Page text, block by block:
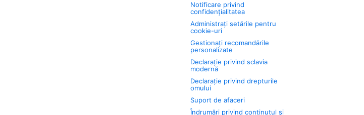
Notificare privind
confidențialitatea
Administrați setările pentru
cookie-uri
Gestionați recomandările
personalizate
Declarație privind sclavia
modernă
Declarație privind drepturile
omului
Suport de afaceri
Îndrumări privind conținutul și